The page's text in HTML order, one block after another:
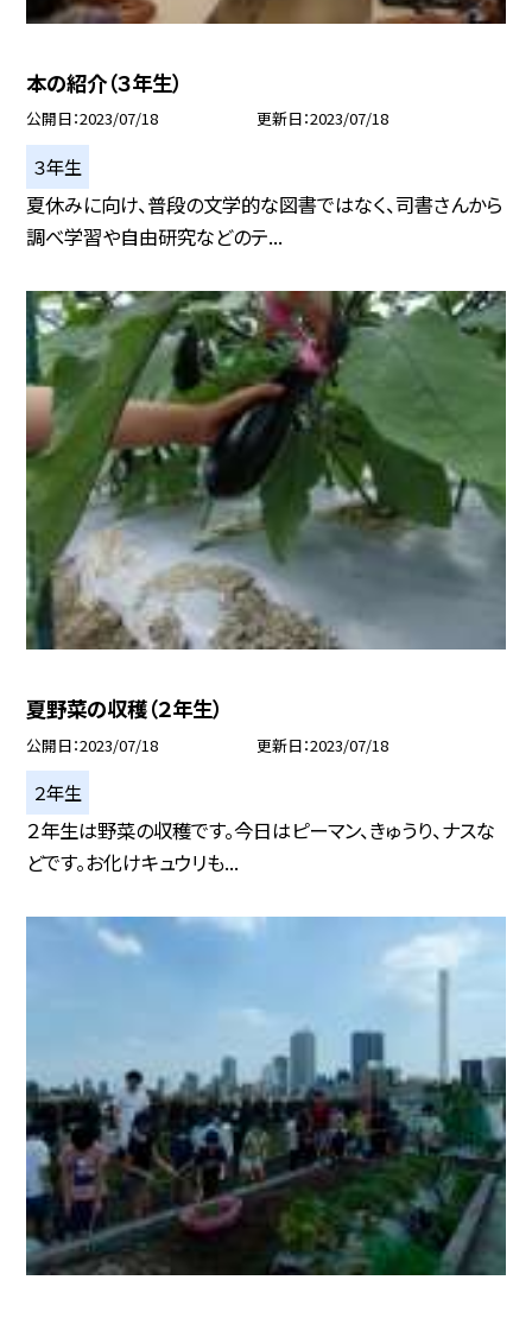
本の紹介（３年生）
公開日 2023/07/18 更新日 2023/07/18
３年生
夏休みに向け、普段の文学的な図書ではなく、司書さんから
調べ学習や自由研究などのテ...
夏野菜の収穫（２年生）
公開日 2023/07/18 更新日 2023/07/18
２年生
２年生は野菜の収穫です。今日はピーマン、きゅうり、ナスな
どです。お化けキュウリも...